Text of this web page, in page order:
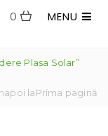
MENU
0
Plasa Solar”
laPrima pagină